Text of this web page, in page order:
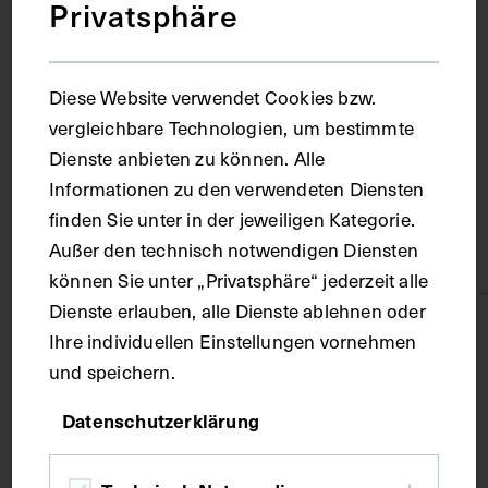
Material
Karton
Privatsphäre
Diese Website verwendet Cookies bzw.
vergleichbare Technologien, um bestimmte
Dienste anbieten zu können. Alle
Informationen zu den verwendeten Diensten
finden Sie unter in der jeweiligen Kategorie.
Außer den technisch notwendigen Diensten
können Sie unter „Privatsphäre“ jederzeit alle
Dienste erlauben, alle Dienste ablehnen oder
Ihre individuellen Einstellungen vornehmen
und speichern.
Datenschutzerklärung